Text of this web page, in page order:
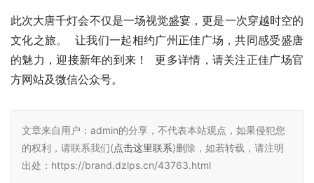
此次大唐千灯会不仅是一场视觉盛宴，更是一次穿越时空的
文化之旅。  让我们一起相约广州正佳广场，共同感受盛唐
的魅力，迎接新年的到来！  更多详情，请关注正佳广场官
方网站及微信公众号。
文章来自用户：admin的分享，不代表本站观点，如果侵犯您
的权利，请联系我们(点击这里联系)删除，如若转载，请注明
出处：https://brand.dzlps.cn/43763.html